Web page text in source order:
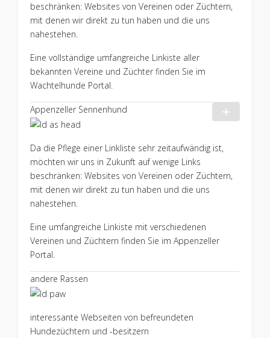
beschränken: Websites von Vereinen oder Züchtern,
mit denen wir direkt zu tun haben und die uns
nahestehen.
Eine vollständige umfangreiche Linkiste aller
bekannten Vereine und Züchter finden Sie im
Wachtelhunde Portal.
Appenzeller Sennenhund
Da die Pflege einer Linkliste sehr zeitaufwändig ist,
möchten wir uns in Zukunft auf wenige Links
beschränken: Websites von Vereinen oder Züchtern,
mit denen wir direkt zu tun haben und die uns
nahestehen.
Eine umfangreiche Linkiste mit verschiedenen
Vereinen und Züchtern finden Sie im Appenzeller
Portal.
andere Rassen
interessante Webseiten von befreundeten
Hundezüchtern und -besitzern